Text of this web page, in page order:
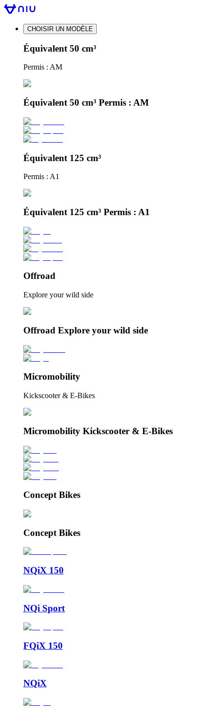
CHOISIR UN MODÈLE
Équivalent 50 cm³
Permis : AM
Équivalent 50 cm³ Permis : AM
Équivalent 125 cm³
Permis : A1
Équivalent 125 cm³ Permis : A1
Offroad
Explore your wild side
Offroad Explore your wild side
Micromobility
Kickscooter & E-Bikes
Micromobility Kickscooter & E-Bikes
Concept Bikes
Concept Bikes
NQiX 150
NQi Sport
FQiX 150
NQiX